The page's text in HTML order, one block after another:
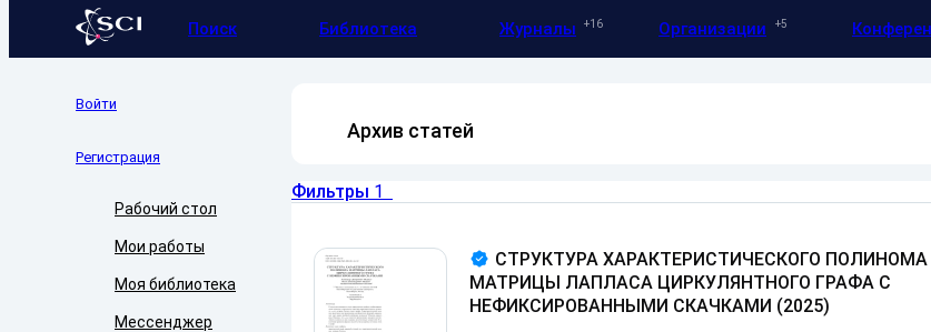
Поиск Библиотека Журналы 16 Организации 5
Войти
Регистрация
Рабочий стол
Мои работы
Моя библиотека
Мессенджер
Архив статей
Фильтры 1
СТРУКТУРА ХАРАКТЕРИСТИЧЕСКОГО ПОЛИНОМА
МАТРИЦЫ ЛАПЛАСА ЦИРКУЛЯНТНОГО ГРАФА С
НЕФИКСИРОВАННЫМИ СКАЧКАМИ (2025)